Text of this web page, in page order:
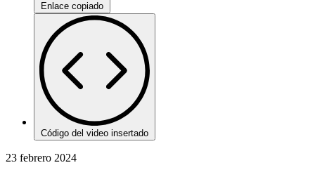
Enlace copiado
Código del video insertado
23 febrero 2024